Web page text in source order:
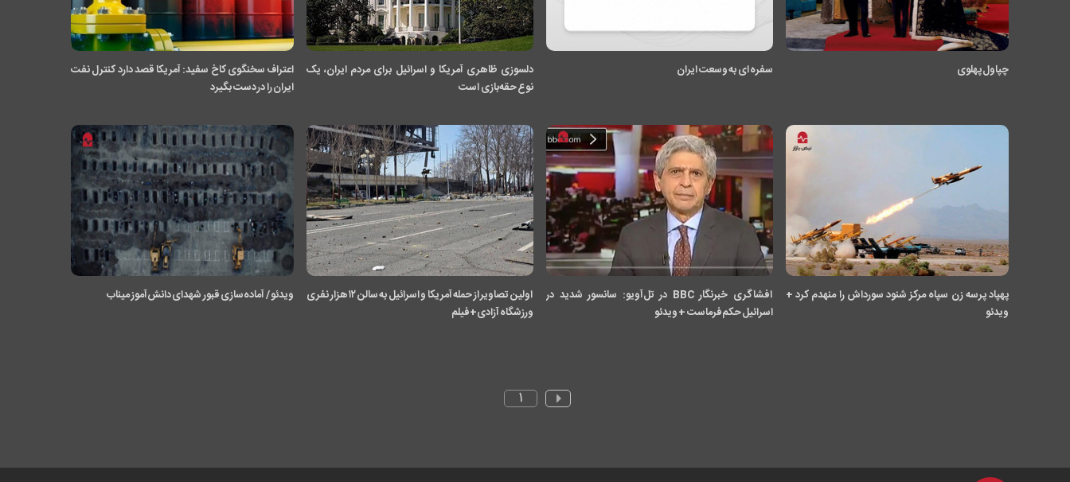
چپاول پهلوی سفره ای به وسعت ایران
دلسوزی ظاهری آمریکا و اسرائیل برای مردم ایران، یک
نوع حقه‌بازی است
اعتراف سخنگوی کاخ سفید: آمریکا قصد دارد کنترل نفت
ایران را در دست بگیرد
پهپاد پرسه زن سپاه مرکز شنود سورداش را منهدم کرد +
ویدئو
افشاگری خبرنگار BBC در تل‌آویو: سانسور شدید در
اسرائیل حکم‌فرماست + ویدئو
اولین تصاویر از حمله آمریکا و اسرائیل به سالن ۱۲ هزار نفری
ورزشگاه آزادی+فیلم
ویدئو / آماده‌سازی قبور شهدای دانش‌آموز میناب
۱